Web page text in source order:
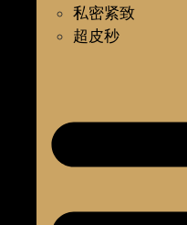
私密紧致
超皮秒